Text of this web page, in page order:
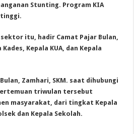
Stunting. Program KIA
itu, hadir Camat Pajar Bulan,
Kepala KUA, dan Kepala
Zamhari, SKM. saat dihubungi
triwulan tersebut
masyarakat, dari tingkat Kepala
dan Kepala Sekolah.